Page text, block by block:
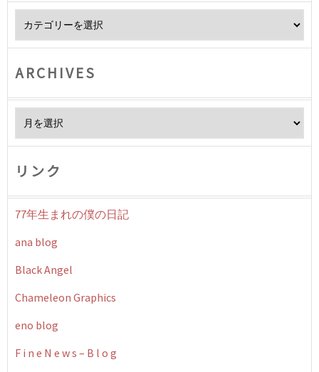
ARCHIVES
リンク
77年生まれの僕の日記
ana blog
Black Angel
Chameleon Graphics
eno blog
F i n e N e w s – B l o g